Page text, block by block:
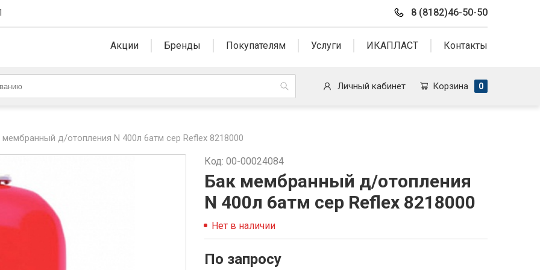
8 (8182)46-50-50
Акции Бренды Покупателям Услуги ИКАПЛАСТ Контакты
Личный кабинет Корзина 0
мембранный д/отопления N 400л 6атм сер Reflex 8218000
Код: 00-00024084
Бак мембранный д/отопления
N 400л 6атм сер Reflex 8218000
Нет в наличии
По запросу